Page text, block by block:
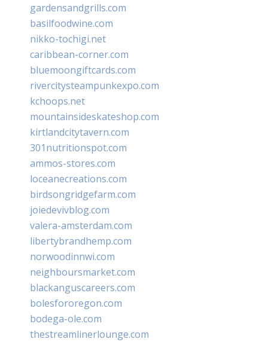
gardensandgrills.com
basilfoodwine.com
nikko-tochigi.net
caribbean-corner.com
bluemoongiftcards.com
rivercitysteampunkexpo.com
kchoops.net
mountainsideskateshop.com
kirtlandcitytavern.com
301nutritionspot.com
ammos-stores.com
loceanecreations.com
birdsongridgefarm.com
joiedevivblog.com
valera-amsterdam.com
libertybrandhemp.com
norwoodinnwi.com
neighboursmarket.com
blackanguscareers.com
bolesfororegon.com
bodega-ole.com
thestreamlinerlounge.com